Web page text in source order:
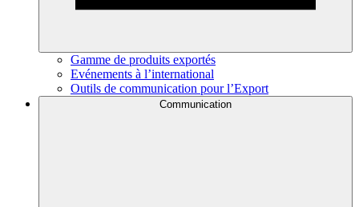
Gamme de produits exportés
Evénements à l’international
Outils de communication pour l’Export
Communication